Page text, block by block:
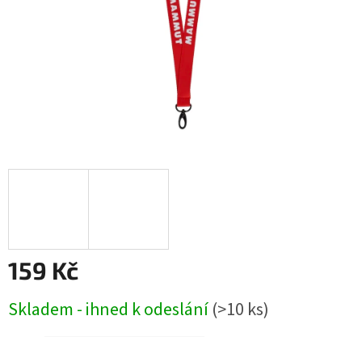
159 Kč
cena:
Skladem - ihned k odeslání(>10 ks)